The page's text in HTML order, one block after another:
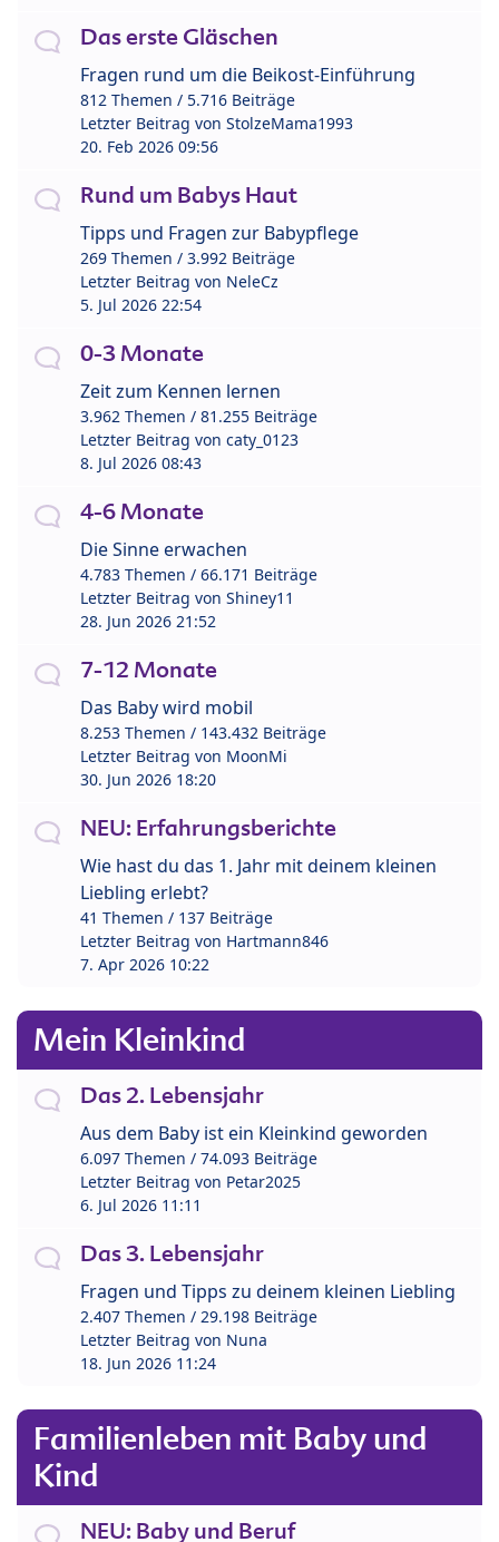
Das erste Gläschen
Fragen rund um die Beikost-Einführung
812 Themen / 5.716 Beiträge
Letzter Beitrag von StolzeMama1993
20. Feb 2026 09:56
Rund um Babys Haut
Tipps und Fragen zur Babypflege
269 Themen / 3.992 Beiträge
Letzter Beitrag von NeleCz
5. Jul 2026 22:54
0-3 Monate
Zeit zum Kennen lernen
3.962 Themen / 81.255 Beiträge
Letzter Beitrag von caty_0123
8. Jul 2026 08:43
4-6 Monate
Die Sinne erwachen
4.783 Themen / 66.171 Beiträge
Letzter Beitrag von Shiney11
28. Jun 2026 21:52
7-12 Monate
Das Baby wird mobil
8.253 Themen / 143.432 Beiträge
Letzter Beitrag von MoonMi
30. Jun 2026 18:20
NEU: Erfahrungsberichte
Wie hast du das 1. Jahr mit deinem kleinen
Liebling erlebt?
41 Themen / 137 Beiträge
Letzter Beitrag von Hartmann846
7. Apr 2026 10:22
Mein Kleinkind
Das 2. Lebensjahr
Aus dem Baby ist ein Kleinkind geworden
6.097 Themen / 74.093 Beiträge
Letzter Beitrag von Petar2025
6. Jul 2026 11:11
Das 3. Lebensjahr
Fragen und Tipps zu deinem kleinen Liebling
2.407 Themen / 29.198 Beiträge
Letzter Beitrag von Nuna
18. Jun 2026 11:24
Familienleben mit Baby und
Kind
NEU: Baby und Beruf